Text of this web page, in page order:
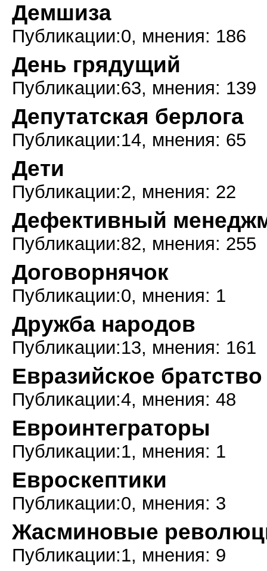
Демшиза
Публикации:0, мнения: 186
День грядущий
Публикации:63, мнения: 139
Депутатская берлога
Публикации:14, мнения: 65
Дети
Публикации:2, мнения: 22
Дефективный
Публикации:82, мнения: 255
Договорнячок
Публикации:0, мнения: 1
Дружба народов
Публикации:13, мнения: 161
Евразийское братство
Публикации:4, мнения: 48
Евроинтеграторы
Публикации:1, мнения: 1
Евроскептики
Публикации:0, мнения: 3
Жасминовые
Публикации:1, мнения: 9